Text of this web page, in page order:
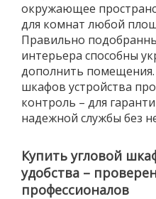
окружающее
для комнат любой
Правильно
интерьера способны
дополнить
шкафов устройства
контроль – для
надежной службы без
Купить угловой
удобства –
профессионалов